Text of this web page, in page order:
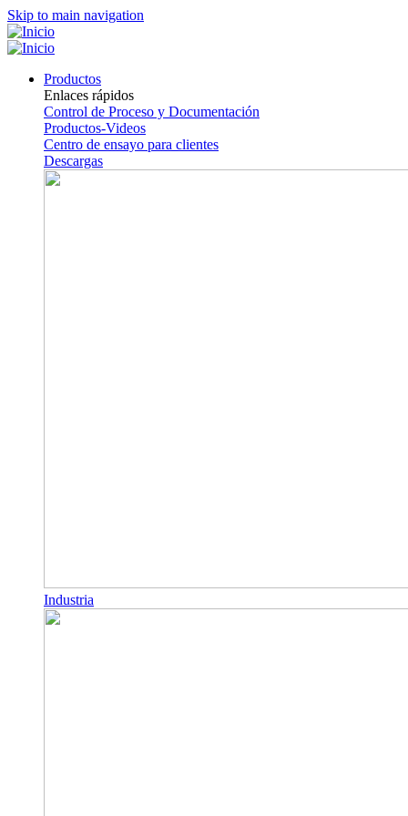
Skip to main navigation
Productos
Enlaces rápidos
Control de Proceso y Documentación
Productos-Videos
Centro de ensayo para clientes
Descargas
Industria